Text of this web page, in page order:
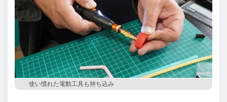
使い慣れた電動工具も持ち込み